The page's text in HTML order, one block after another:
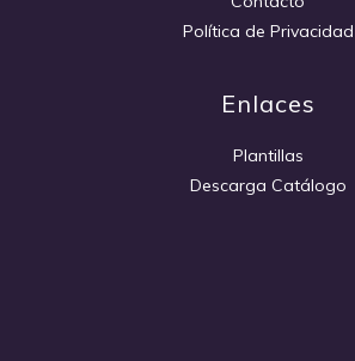
Política de Privacidad
Enlaces
Plantillas
Descarga Catálogo